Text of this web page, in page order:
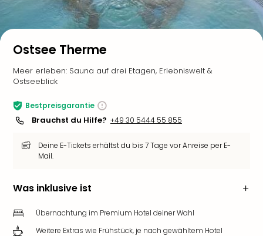
Ostsee Therme
Meer erleben: Sauna auf drei Etagen, Erlebniswelt &
Ostseeblick
Bestpreisgarantie
Brauchst du Hilfe? +49 30 5444 55 855
Deine E-Tickets erhältst du bis 7 Tage vor Anreise per E-
Mail.
Was inklusive ist
Übernachtung im Premium Hotel deiner Wahl
Weitere Extras wie Frühstück, je nach gewähltem Hotel